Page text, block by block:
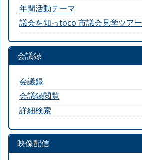
年間活動テーマ
議会を知っtoco 市議会見学ツアー
会議録
会議録
会議録閲覧
詳細検索
映像配信